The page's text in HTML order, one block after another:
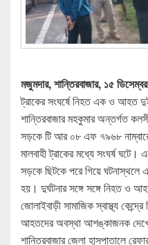
মজুমদার, শান্তিরবাজার, ১৫
ট্রাকের সংঘর্ষে নিহত এক ও আহত
শান্তিরবাজার মহকুমার অন্তর্গত
সড়কে টি আর ০৮ এফ ৭৯৬৮
মালবাহী ট্রাকের মধ্যে সংঘর্ষ
সড়কে ছিটকে পরে গিয়ে
হয়। দুর্ঘটনার সঙ্গে সঙ্গে নিহত ও
জোলাইবাড়ী সামাজিক স্বাস্থ্য কেন্দ্রে
আহতদের অবস্থা আশঙ্কাজনক
শান্তিরবাজার জেলা হাসপাতালে